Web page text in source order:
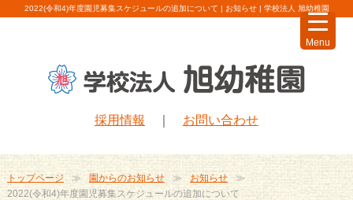
2022(令和4)年度園児募集スケジュールの追加について | お知らせ | 学校法人 旭幼稚園
採用情報 お問い合わせ
トップページ 園からのお知らせ
お知らせ
2022(令和4)年度園児募集スケジュールの追加について
Menu